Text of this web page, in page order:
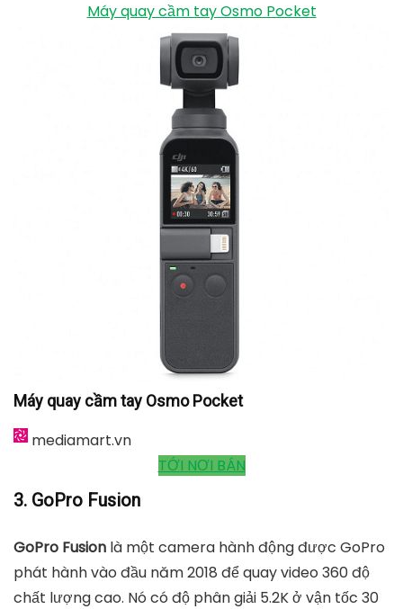
Máy quay cầm tay Osmo Pocket
Máy quay cầm tay Osmo Pocket
mediamart.vn
TỚI NƠI BÁN
3. GoPro Fusion
GoPro Fusion là một camera hành động được GoPro
phát hành vào đầu năm 2018 để quay video 360 độ
chất lượng cao. Nó có độ phân giải 5.2K ở vận tốc 30